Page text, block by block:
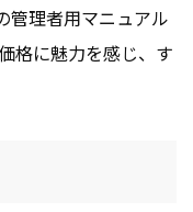
管理者用マニュアル
格に魅力を感じ、す